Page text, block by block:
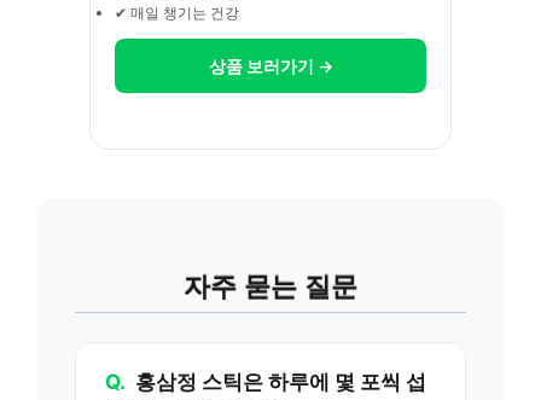
✔ 매일 챙기는 건강
상품 보러가기 →
자주 묻는 질문
Q. 홍삼정 스틱은 하루에 몇 포씩 섭